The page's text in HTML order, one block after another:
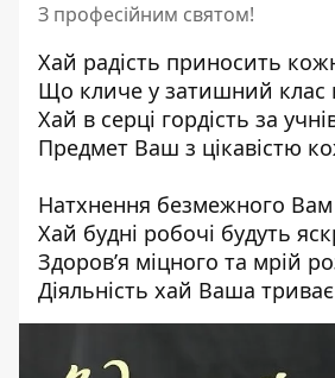
З професійним святом!
Хай радість приносить
Що кличе у затишний клас
Хай в серці гордість за
Предмет Ваш з цікавістю
Натхнення безмежного Вам
Хай будні робочі будуть
Здоров’я міцного та мрій
Діяльність хай Ваша триває